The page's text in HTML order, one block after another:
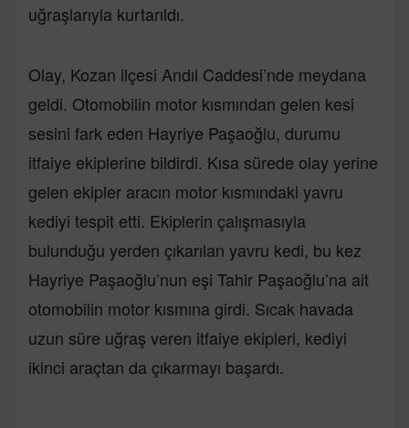
uğraşlarıyla kurtarıldı.
Olay, Kozan ilçesi Andıl Caddesi’nde meydana
geldi. Otomobilin motor kısmından gelen kesi
sesini fark eden Hayriye Paşaoğlu, durumu
itfaiye ekiplerine bildirdi. Kısa sürede olay yerine
gelen ekipler aracın motor kısmındaki yavru
kediyi tespit etti. Ekiplerin çalışmasıyla
bulunduğu yerden çıkarılan yavru kedi, bu kez
Hayriye Paşaoğlu’nun eşi Tahir Paşaoğlu’na ait
otomobilin motor kısmına girdi. Sıcak havada
uzun süre uğraş veren itfaiye ekipleri, kediyi
ikinci araçtan da çıkarmayı başardı.